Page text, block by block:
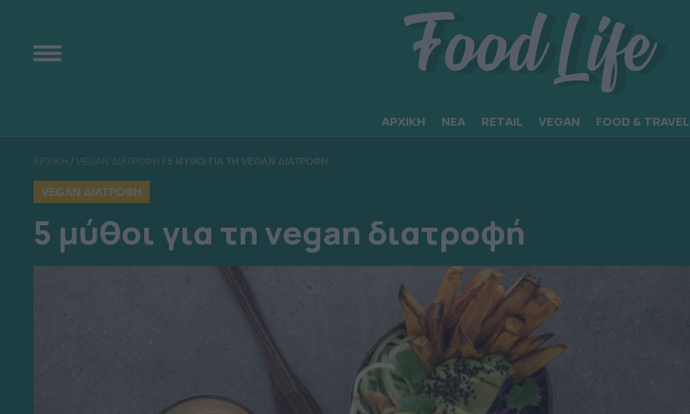
ΑΡΧΙΚΗ ΝΕΑ RETAIL VEGAN FOOD & TRAVEL
ΑΡΧΙΚΗ / VEGAN ΔΙΑΤΡΟΦΗ / 5 ΜΥΘΟΙ ΓΙΑ ΤΗ VEGAN ΔΙΑΤΡΟΦΗ
VEGAN ΔΙΑΤΡΟΦΗ
5 μύθοι για τη vegan διατροφή